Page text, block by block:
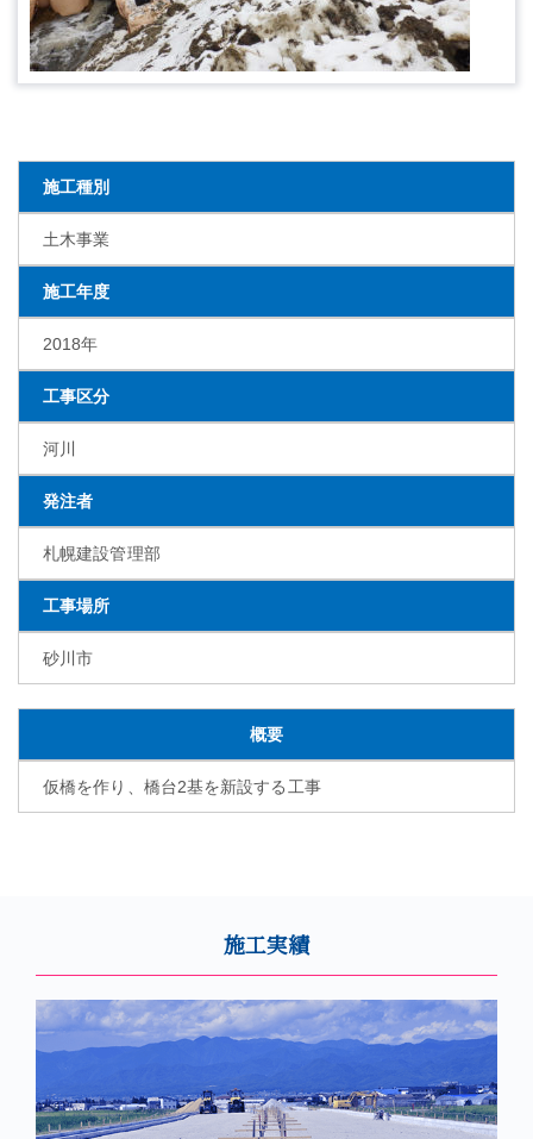
施工種別
土木事業
施工年度
2018年
工事区分
河川
発注者
札幌建設管理部
工事場所
砂川市
概要
仮橋を作り、橋台2基を新設する工事
施工実績